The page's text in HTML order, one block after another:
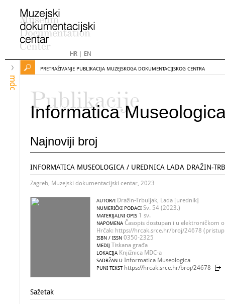
HR| EN
mdc
PRETRAŽIVANJE PUBLIKACIJA MUZEJSKOGA DOKUMENTACIJSKOG CENTRA
Publikacije
Informatica
Najnoviji broj
INFORMATICA MUSEOLOGICA / UREDNICA LADA DRAŽIN-
Zagreb, Muzejski dokumentacijski centar, 2023
AUTOR/I Dražin-Trbuljak, Lada [urednik]
NUMERIČKI PODACI Sv. 54 (2023.)
MATERIJALNI OPIS 1 sv.
NAPOMENA Časopis dostupan i u elektroničkom
Hrčak: https://hrcak.srce.hr/broj/24678
ISBN / ISSN 0350-2325
MEDIJ Tiskana građa
LOKACIJA Knjižnica MDC-a
SADRŽAN U Informatica Museologica
PUNI TEKST https://hrcak.srce.hr/broj/24678
Sažetak